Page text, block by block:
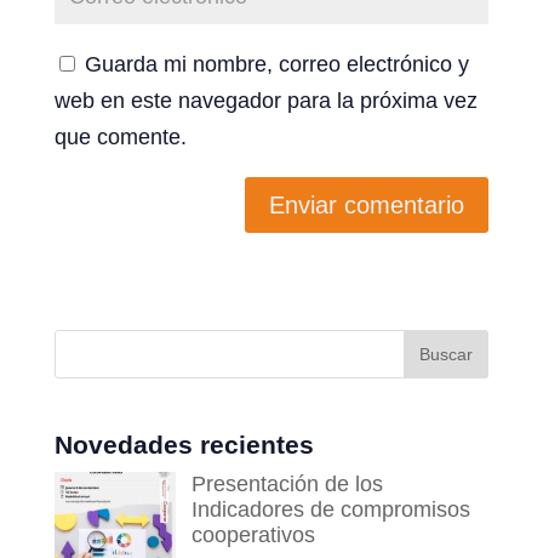
Guarda mi nombre, correo electrónico y
web en este navegador para la próxima vez
que comente.
Enviar comentario
Novedades recientes
Presentación de los
Indicadores de compromisos
cooperativos